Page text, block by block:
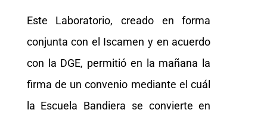
Este Laboratorio, creado en forma
conjunta con el Iscamen y en acuerdo
con la DGE, permitió en la mañana la
firma de un convenio mediante el cuál
la Escuela Bandiera se convierte en